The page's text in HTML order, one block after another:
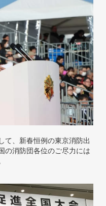
て、新春恒例の東京消防出
の消防団各位のご尽力には